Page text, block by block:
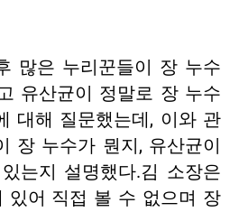
많은 누리꾼들이 장 누수
유산균이 정말로 장 누수
대해 질문했는데, 이와 관
장 누수가 뭔지, 유산균이
는지 설명했다.김 소장은
있어 직접 볼 수 없으며 장